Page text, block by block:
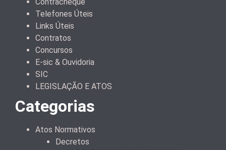
Telefones Úteis
Links Úteis
Contratos
Concursos
E-sic & Ouvidoria
SIC
LEGISLAÇÃO E ATOS
Categorias
Atos Normativos
Decretos